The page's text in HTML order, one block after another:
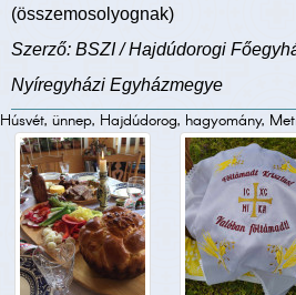
(összemosolyognak)
Szerző: BSZI / Hajdúdorogi
Nyíregyházi Egyházmegye
Húsvét, ünnep, Hajdúdorog, hagyomány,